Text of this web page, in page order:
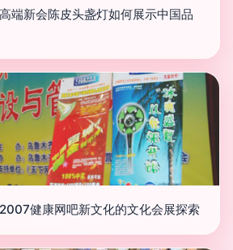
端新会陈皮头盏灯如何展示中国品
健康网吧新文化的文化会展探索